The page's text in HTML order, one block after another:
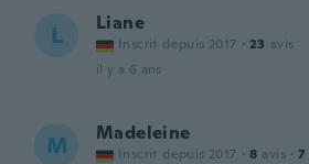
L Liane
Inscrit depuis 2017 · 23 avis
il y a 6 ans
M Madeleine
Inscrit depuis 2017 · 8 avis · 7